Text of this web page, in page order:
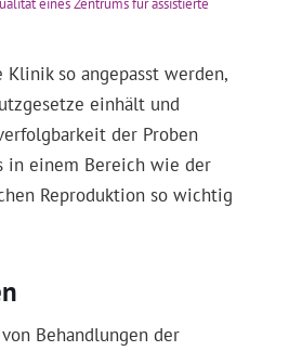
so angepasst werden,
einhält und
der Proben
in einem Bereich wie der
Reproduktion so wichtig
Behandlungen der